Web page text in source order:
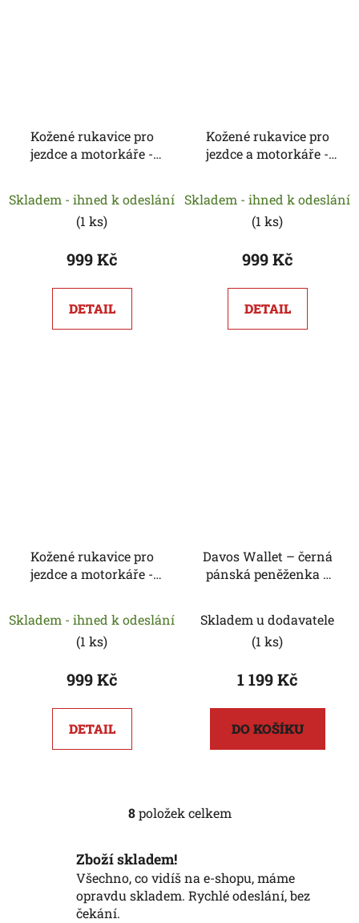
Kožené rukavice pro
jezdce a motorkáře -
Skladem - ihned k odeslání
(1 ks)
999 Kč
DETAIL
Kožené rukavice pro
jezdce a motorkáře -
Skladem - ihned k odeslání
(1 ks)
999 Kč
DETAIL
Kožené rukavice pro
jezdce a motorkáře -
Skladem - ihned k odeslání
(1 ks)
999 Kč
DETAIL
Davos Wallet – černá
pánská peněženka z
Skladem u dodavatele
(1 ks)
1 199 Kč
DO KOŠÍKU
O
á
d
8položek celkem
Zboží skladem!
Všechno, co vidíš na e-shopu, máme
opravdu skladem. Rychlé odeslání, bez
čekání.